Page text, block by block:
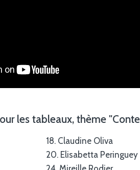
les tableaux, thème
18. Claudine Oliva
20. Elisabetta Peringuey